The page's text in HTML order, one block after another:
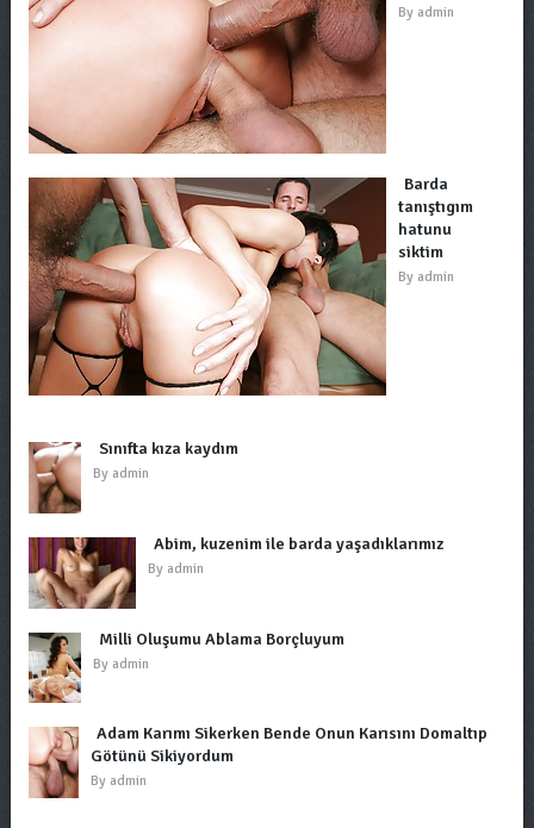
By admin
Barda
tanıştıgım
hatunu
siktim
By admin
Sınıfta kıza kaydım
By admin
Abim, kuzenim ile barda yaşadıklarımız
By admin
Milli Oluşumu Ablama Borçluyum
By admin
Adam Karımı Sikerken Bende Onun Karısını Domaltıp
Götünü Sikiyordum
By admin